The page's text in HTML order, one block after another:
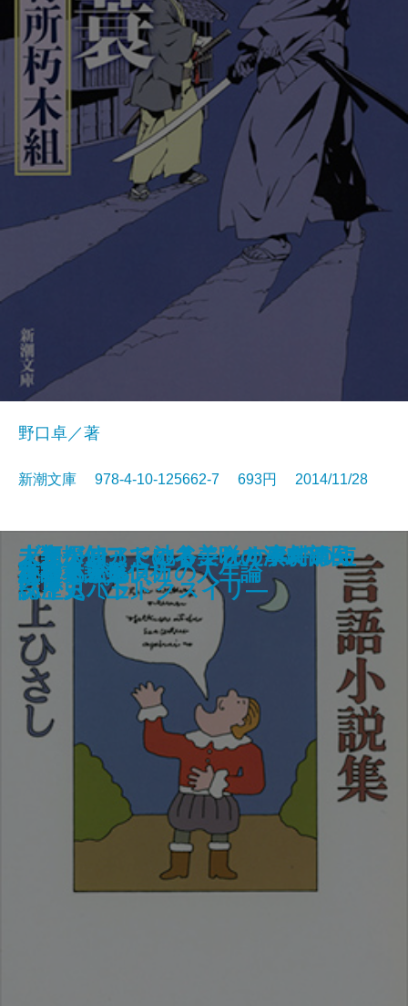
ここで死神から残念なお知らせで
す。
ひとつ火の粉の雪の中
飛ぶ教室
賢者の贈りもの―O・ヘンリー傑
作選I―
わたしがいなかった街で
烈しい生と美しい死を
立ち止まる才能―創造と想像の世
界―
母さんの「あおいくま」
オオカミの護符
隠れ蓑―北町奉行所朽木組―
野口卓／著
新潮文庫 978-4-10-125662-7 693円 2014/11/28
言語小説集
ひなこまち
えどさがし
人類が知っていることすべての短
い歴史〔上〕
人類が知っていることすべての短
い歴史〔下〕
小公女
絶望名人カフカの人生論
未来探偵アドのネジれた事件簿―
タイムパラドクスイリ―
ブタカン！～池谷美咲の演劇部日
誌～
大神兄弟探偵社